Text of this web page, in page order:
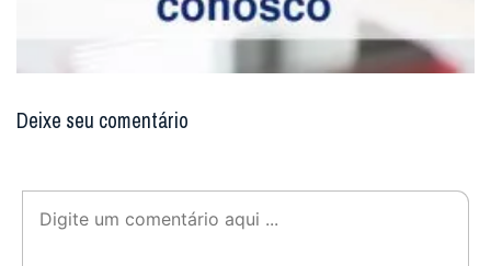
Deixe seu comentário